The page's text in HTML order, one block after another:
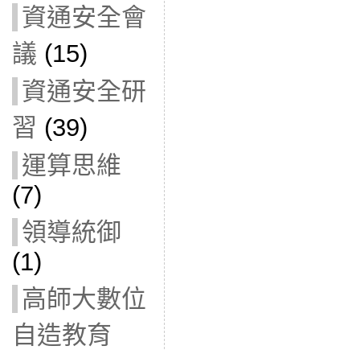
資通安全會
議 (15)
資通安全研
習 (39)
運算思維
(7)
領導統御
(1)
高師大數位
自造教育